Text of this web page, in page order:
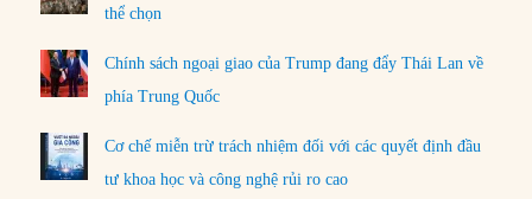
thể chọn
Chính sách ngoại giao của Trump đang đẩy Thái Lan về
phía Trung Quốc
Cơ chế miễn trừ trách nhiệm đối với các quyết định đầu
tư khoa học và công nghệ rủi ro cao